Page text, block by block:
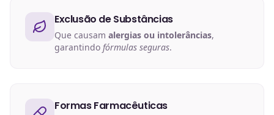
Exclusão de Substâncias
Que causam alergias ou intolerâncias,
garantindo fórmulas seguras.
Formas Farmacêuticas